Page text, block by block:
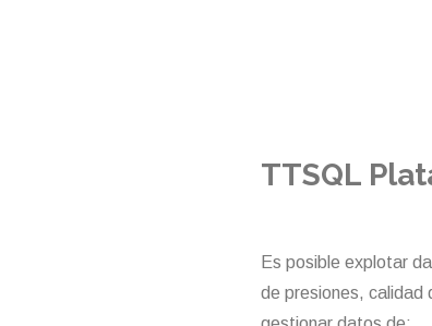
TTSQL
Es posible explotar
de presiones, calidad